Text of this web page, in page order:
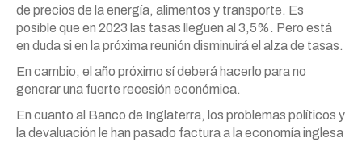
de precios de la energía, alimentos y transporte. Es
posible que en 2023 las tasas lleguen al 3,5%. Pero está
en duda si en la próxima reunión disminuirá el alza de tasas.
En cambio, el año próximo sí deberá hacerlo para no
generar una fuerte recesión económica.
En cuanto al Banco de Inglaterra, los problemas políticos y
la devaluación le han pasado factura a la economía inglesa